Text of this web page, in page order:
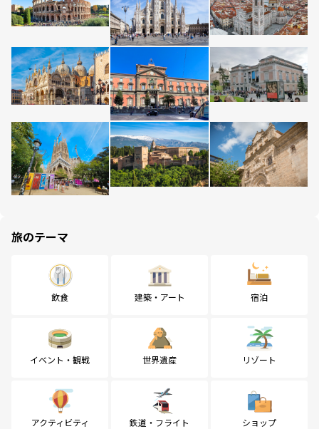
旅のテーマ
飲食 建築・アート 宿泊
イベント・観戦 世界遺産 リゾート
アクティビティ 鉄道・フライト ショップ